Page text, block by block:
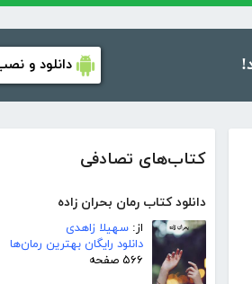
دانلود و
کتاب‌های تصادفی
دانلود کتاب رمان بحران زاده
از: سهیلا زاهدی
دانلود رایگان بهترین رمان‌ها
۵۶۶ صفحه